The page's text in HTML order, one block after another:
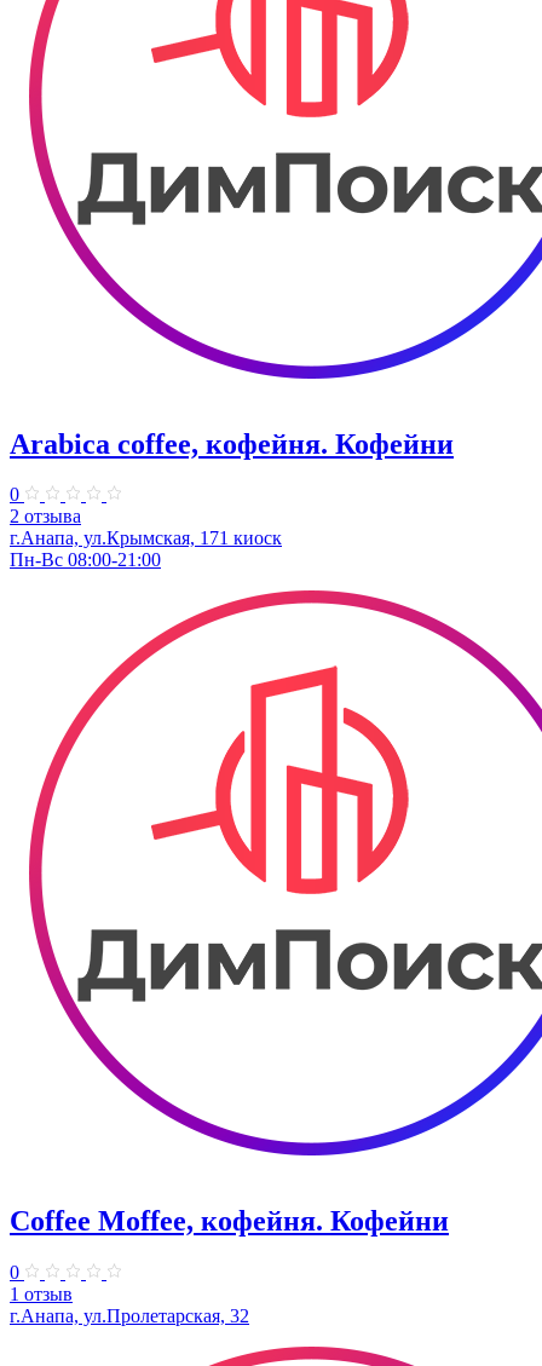
Arabica coffee, кофейня. Кофейни
0
2 отзыва
г.Анапа, ул.Крымская, 171 киоск
Пн-Вс 08:00-21:00
Coffee Moffee, кофейня. Кофейни
0
1 отзыв
г.Анапа, ул.Пролетарская, 32